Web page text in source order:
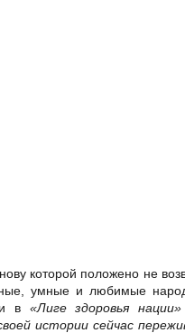
которой положено не
умные и любимые
в «Лиге здоровья нации»
истории сейчас